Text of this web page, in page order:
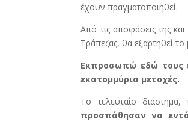
έχουν πραγματοποιηθεί.
Από τις αποφάσεις της
Τράπεζας, θα εξαρτηθεί
Εκπροσωπώ εδώ τους
εκατομμύρια μετοχές.
Το τελευταίο
προσπάθησαν να